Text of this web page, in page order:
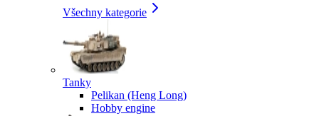
Všechny kategorie
Tanky
Pelikan (Heng Long)
Hobby engine